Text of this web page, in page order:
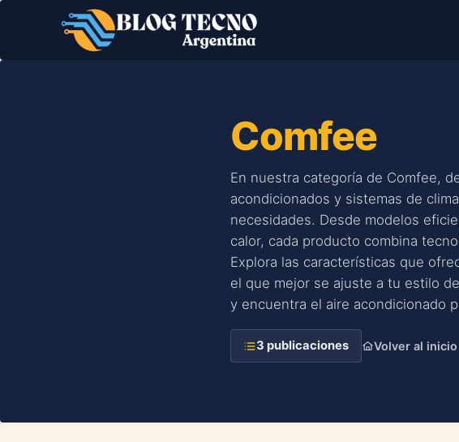
Comfee
En nuestra categoría de Comfee,
acondicionados y sistemas de
necesidades. Desde modelos
calor, cada producto combina
Explora las características que
el que mejor se ajuste a tu estilo
y encuentra el aire acondicionado
3 publicaciones Volver al inicio